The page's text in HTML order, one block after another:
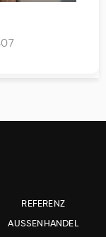
REFERENZ
AUSSENHANDEL